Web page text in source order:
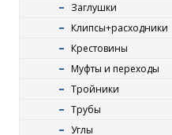
Заглушки
Клипсы+расходники
Крестовины
Муфты и переходы
Тройники
Трубы
Углы